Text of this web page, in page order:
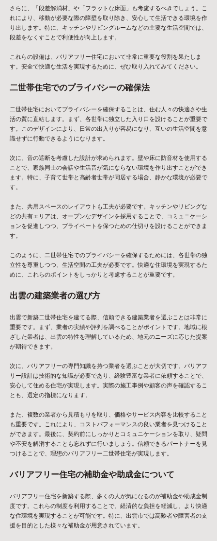
さらに、「段差解消材」や「フラットな床面」も考慮するべきでしょう。こ
れにより、移動が必要な際の障壁を取り除き、安心して生活できる環境を作
り出します。特に、キッチンやリビングルームなどの主要な生活空間では、
段差をなくすことで利便性が向上します。
これらの設備は、バリアフリー住宅において非常に重要な役割を果たしま
す。安全で快適な生活を実現するために、ぜひ取り入れてみてください。
二世帯住宅でのプライバシーの確保法
二世帯住宅においてプライバシーを確保することは、住む人々の快適さや生
活の質に直結します。まず、各世帯に独立した入り口を設けることが重要で
す。このデザインにより、日常の出入りが容易になり、互いの生活空間を意
識せずに行動できるようになります。
次に、音の遮断を考慮した設計が求められます。壁や床に防音材を使用する
ことで、家族同士の会話や生活音が気にならない環境を作り出すことができ
ます。特に、子育て世帯と高齢者世帯が同居する場合、静かな環境が必要で
す。
また、共用スペースのレイアウトも工夫が必要です。キッチンやリビングな
どの共有エリアは、オープンなデザインを採用することで、コミュニケーシ
ョンを促進しつつ、プライベートを保つための仕切りを設けることができま
す。
このように、二世帯住宅でのプライバシーを確保するためには、各世帯の独
立性を尊重しつつ、生活空間の工夫が必要です。快適な住環境を実現するた
めに、これらのポイントをしっかりと考慮することが重要です。
出雲の建築業者の選び方
出雲で新築二世帯住宅を建てる際、信頼できる建築業者を選ぶことは非常に
重要です。まず、業者の実績や評判を調べることがポイントです。地域に根
ざした業者は、出雲の特性を理解しているため、地元のニーズに応じた提案
が期待できます。
次に、バリアフリーの専門知識を持つ業者を選ぶことが大切です。バリアフ
リー設計は技術的な知識が必要であり、経験豊富な業者に依頼することで、
安心して住める住宅が実現します。実際の施工事例や顧客の声を確認するこ
とも、選定の指標になります。
また、複数の業者から見積もりを取り、価格やサービス内容を比較すること
も重要です。これにより、コストパフォーマンスの良い業者を見つけること
ができます。最後に、契約前にしっかりとコミュニケーションを取り、疑問
や不安を解消することも忘れずに行いましょう。信頼できるパートナーを見
つけることで、理想のバリアフリー二世帯住宅が実現します。
バリアフリー住宅の補助金や助成金について
バリアフリー住宅を新築する際、多くの人が気になるのが補助金や助成金制
度です。これらの制度を利用することで、経済的な負担を軽減し、より快適
な住環境を実現することが可能です。特に、出雲市では高齢者や障害者の支
援を目的とした様々な補助金が用意されています。